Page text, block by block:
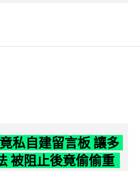
私自建留言板 讓多
被阻止後竟偷偷重